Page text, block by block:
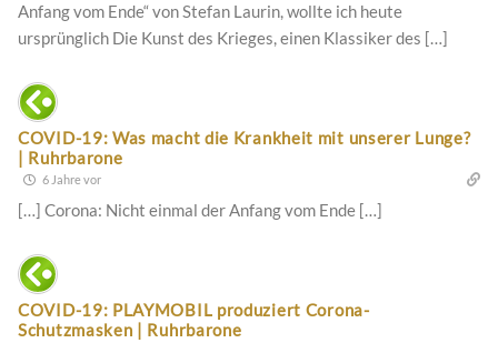
Anfang vom Ende“ von Stefan Laurin, wollte ich heute
ursprünglich Die Kunst des Krieges, einen Klassiker des […]
COVID-19: Was macht die Krankheit mit unserer Lunge?
| Ruhrbarone
6 Jahre vor
[…] Corona: Nicht einmal der Anfang vom Ende […]
COVID-19: PLAYMOBIL produziert Corona-
Schutzmasken | Ruhrbarone